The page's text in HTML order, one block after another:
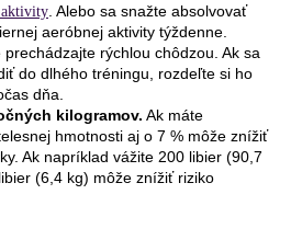
aktivity . Alebo sa snažte absolvovať
aeróbnej aktivity týždenne.
rýchlou chôdzou. Ak sa
do dlhého tréningu, rozdeľte si ho
dňa.
kilogramov. Ak máte
hmotnosti aj o 7 % môže znížiť
Ak napríklad vážite 200 libier (90,7
(6,4 kg) môže znížiť riziko